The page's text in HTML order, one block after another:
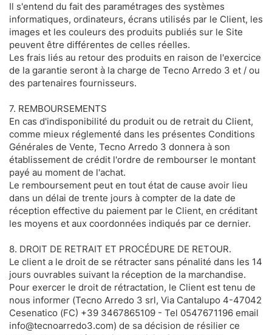
nostri partner che si occupano di analisi dei dati web,
pubblicità e social media, i quali potrebbero combinarle
con altre informazioni che ha fornito loro o che hanno
raccolto dal suo utilizzo dei loro servizi.
Il s'entend du fait des paramétrages des systèmes
informatiques, ordinateurs, écrans utilisés par le Client, les
images et les couleurs des produits publiés sur le Site
peuvent être différentes de celles réelles.
Les frais liés au retour des produits en raison de l'exercice
de la garantie seront à la charge de Tecno Arredo 3 et / ou
des partenaires fournisseurs.
7. REMBOURSEMENTS
En cas d'indisponibilité du produit ou de retrait du Client,
comme mieux réglementé dans les présentes Conditions
Générales de Vente, Tecno Arredo 3 donnera à son
établissement de crédit l'ordre de rembourser le montant
payé au moment de l'achat.
Le remboursement peut en tout état de cause avoir lieu
dans un délai de trente jours à compter de la date de
réception effective du paiement par le Client, en créditant
les moyens et aux coordonnées indiqués par ce dernier.
8. DROIT DE RETRAIT ET PROCÉDURE DE RETOUR.
Le client a le droit de se rétracter sans pénalité dans les 14
jours ouvrables suivant la réception de la marchandise.
Pour exercer le droit de rétractation, le Client est tenu de
nous informer (Tecno Arredo 3 srl, Via Cantalupo 4-47042
Cesenatico (FC) +39 3467865109 - Tel 0547671196 email
info@tecnoarredo3.com) de sa décision de résilier ce